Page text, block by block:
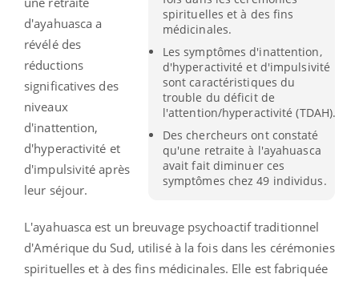
spirituelles et à des fins
médicinales.
Les symptômes d'inattention,
d'hyperactivité et d'impulsivité
sont caractéristiques du
trouble du déficit de
l'attention/hyperactivité (TDAH).
Des chercheurs ont constaté
qu'une retraite à l'ayahuasca
avait fait diminuer ces
symptômes chez 49 individus.
d'ayahuasca a
révélé des
réductions
significatives des
niveaux
d'inattention,
d'hyperactivité et
d'impulsivité après
leur séjour.
L'ayahuasca est un breuvage psychoactif traditionnel
d'Amérique du Sud, utilisé à la fois dans les cérémonies
spirituelles et à des fins médicinales. Elle est fabriquée